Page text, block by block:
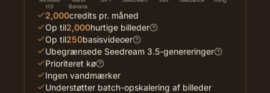
H3
Banana
2,000credits pr. måned
Op til2,000hurtige billeder
Op til250basisvideoer
Ubegrænsede Seedream 3.5-genereringer
Prioriteret kø
Ingen vandmærker
Understøtter batch-opskalering af billeder